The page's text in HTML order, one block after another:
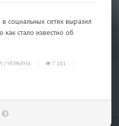
социальных сетях выразил
как стало известно об
/ УКРАИНА
7 161